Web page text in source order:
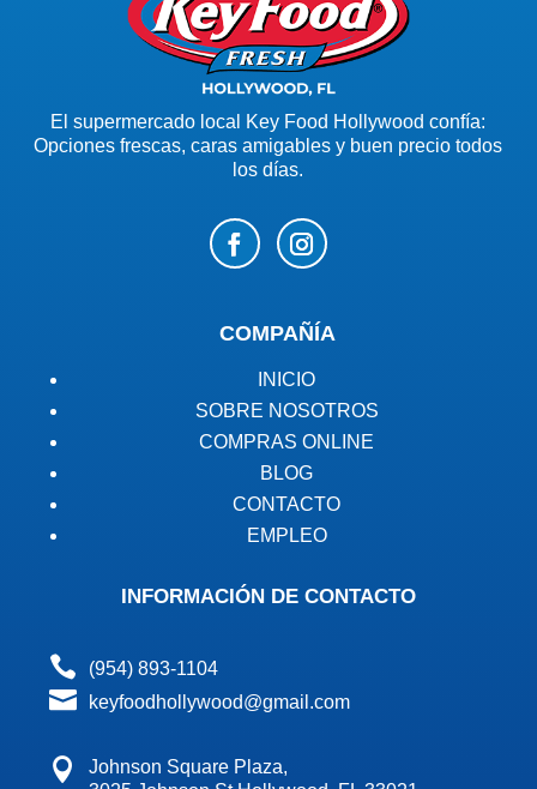
El supermercado local Key Food Hollywood confía:
Opciones frescas, caras amigables y buen precio todos
los días.
COMPAÑÍA
INICIO
SOBRE NOSOTROS
COMPRAS ONLINE
BLOG
CONTACTO
EMPLEO
INFORMACIÓN DE CONTACTO
 (954) 893-1104
 keyfoodhollywood@gmail.com

Johnson Square Plaza,